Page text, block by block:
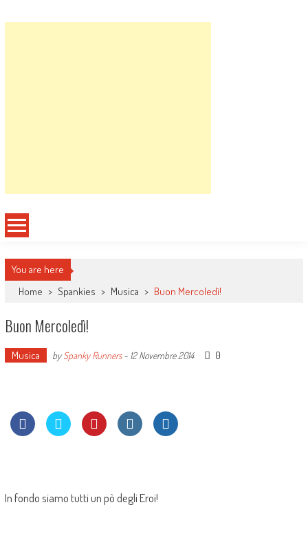
Spanky Runners
Quelli che tentano di fare i Runners
You are here
Home > Spankies > Musica > Buon Mercoledì!
Buon Mercoledì!
Musica bySpanky Runners- 12 Novembre 2014 0
In fondo siamo tutti un pò degli Eroi!